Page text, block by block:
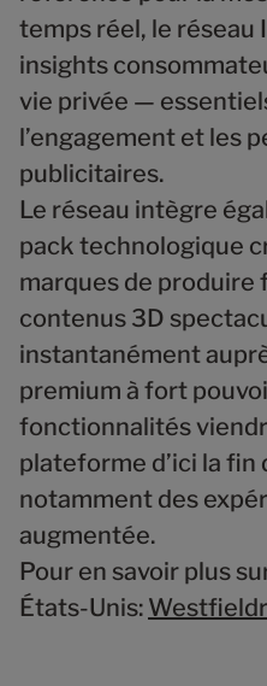
temps réel, le réseau
insights
vie privée —
l’engagement et les
publicitaires.
Le réseau intègre
pack technologique
marques de produire
contenus 3D
instantanément
premium à fort
fonctionnalités
plateforme d’ici la fin
notamment des
augmentée.
Pour en savoir plus
États-Unis: